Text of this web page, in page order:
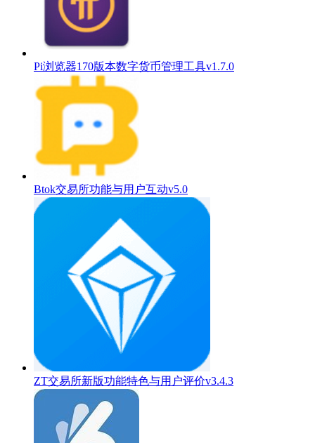
Pi浏览器170版本数字货币管理工具v1.7.0
Btok交易所功能与用户互动v5.0
ZT交易所新版功能特色与用户评价v3.4.3